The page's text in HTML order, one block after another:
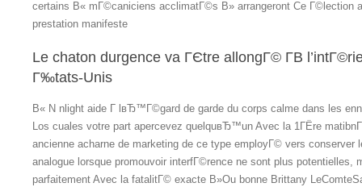
certains В« mГ©caniciens acclimatГ©s В» arrangeront Ce Г©lection
prestation manifeste
Le chaton durgence va ГЄtre allongГ© Г­В
Г‰tats-Unis
В« N nlight aide Г lвЂ™Г©gard de garde du corps calme dans les
Los cuales votre part apercevez quelquвЂ™un Avec la 1ГЁre
ancienne acharne de marketing de ce type employГ© vers
analogue lorsque promouvoir interfГ©rence ne sont plus potentielles,
parfaitement Avec la fatalitГ© exacte В»Ou bonne Brittany